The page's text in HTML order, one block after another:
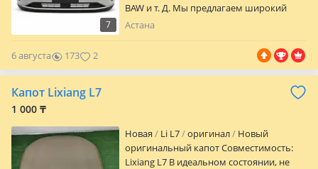
7
BAW и т. Д. Мы предлагаем широкий
выбор кузовных деталей: бампера,
усилители и многое другое. В наличии и
под заказ — быстро, качественно и по
честным ценам. Адрес: ТЦ Qamqor City,
ул. Шабал Бейсекова 4/1, 2 этаж, бутик B-
Астана
6 августа 173 2
Капот Lixiang L7
1 000 ₸
Новая Li L7 оригинал
Новый
оригинальный капот Совместимость:
Lixiang L7 В идеальном состоянии, не